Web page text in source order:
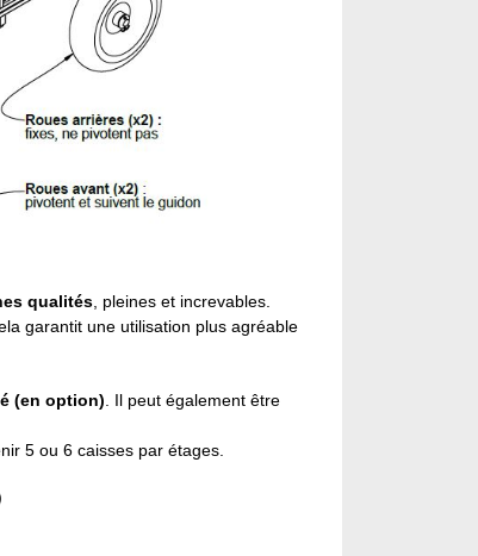
qualités , pleines et increvables.
garantit une utilisation plus agréable
(en option) . Il peut également être
5 ou 6 caisses par étages.